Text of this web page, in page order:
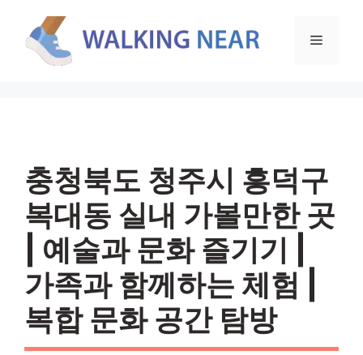
메
충청북도 청주시 흥덕구
복대동 실내 가볼만한 곳
| 예술과 문화 즐기기 |
가족과 함께하는 체험 |
복합 문화 공간 탐방